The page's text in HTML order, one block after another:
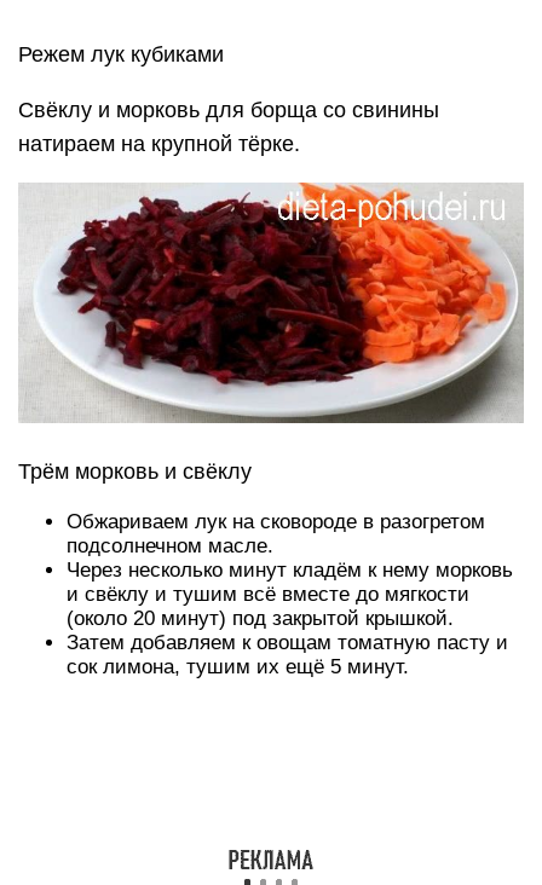
6) Из готового бульона извлекаем зелень, овощи
и свинину, отделяем варёное мясо от костей.
7) Очищенный картофель режем кубиками, а
соломкой.